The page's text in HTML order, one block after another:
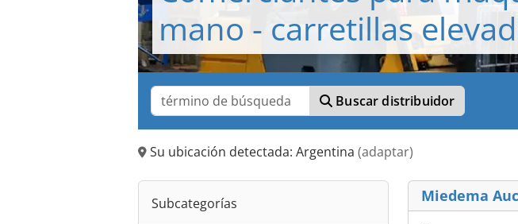
mano - carretillas
Buscar distribuidor
Su ubicación detectada: Argentina (adaptar)
Subcategorías Miedema